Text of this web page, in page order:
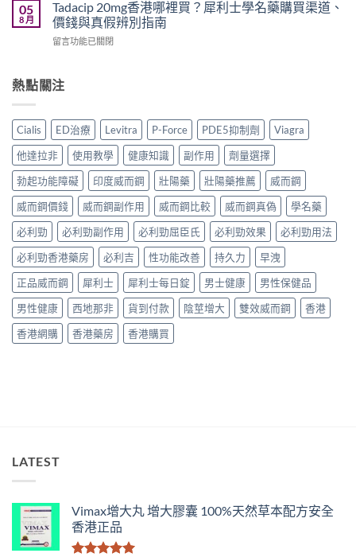
事
項
與
正
貨
買
指
南〉
中
粒
多
錢？
與
藥
購
買
比
較〉
中
必
利
勁
怎
2026
果、
價
錢、
副
作
用
全
面
較
與
香
港
購
買
指
南〉
學
名
藥
邊
Cenforce-
與
Kamagra
Oral
Jelly
全
面
比
較〉
05
8 月
Tadacip 20mg香港哪裡買？犀利士學名藥購買渠道、
價錢與真假辨別指南
在
香
港
裡
買？
犀
利
士
學
名
藥
買
渠
道、
價
錢
與
真
假
留言功能已關閉
熱點關注
Cialis ED治療 Levitra P-Force PDE5抑制劑
Viagra
他達拉非
使用教學 健康知識 副作用
劑量選擇
勃起功能障礙
印度威而鋼 壯陽藥 壯陽藥推薦
威而鋼
威而鋼價錢
威而鋼副作用 威而鋼比較 威而鋼真偽
學名藥
必利勁
必利勁副作用 必利勁屈臣氏 必利勁效果
必利勁用法
必利勁香港藥房
必利吉 性功能改善 持久力
早洩
正品威而鋼
犀利士 犀利士每日錠 男士健康
男性保健品
男性健康
西地那非 貨到付款 陰莖增大 雙效威而鋼
香港
香港網購
香港藥房 香港購買
LATEST
Vimax增大丸 增大膠囊 100%天然草本配方安全
香港正品